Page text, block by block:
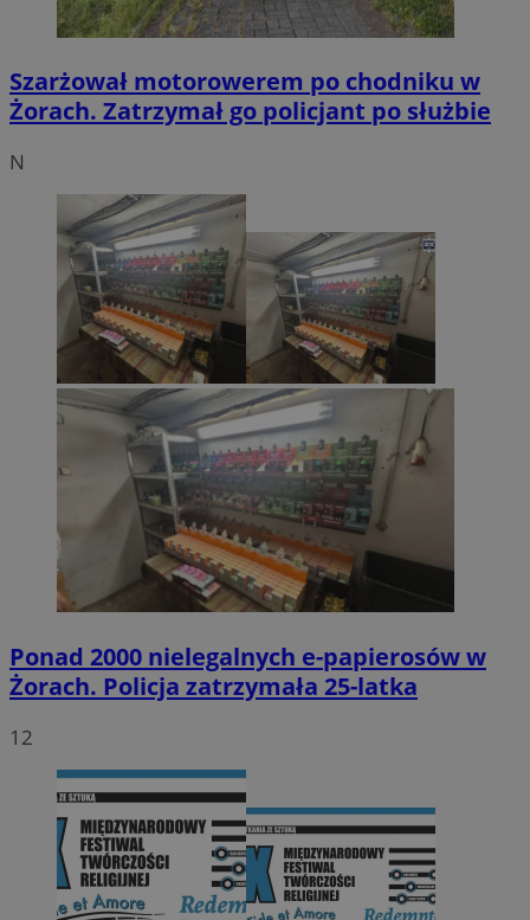
Szarżował motorowerem po chodniku w
Żorach. Zatrzymał go policjant po służbie
N
Ponad 2000 nielegalnych e-papierosów w
Żorach. Policja zatrzymała 25-latka
12